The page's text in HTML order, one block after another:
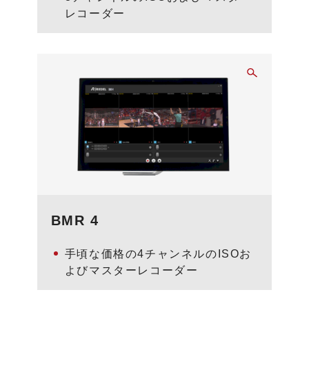
レコーダー
BMR 4
手頃な価格の4チャンネルのISOお
よびマスターレコーダー